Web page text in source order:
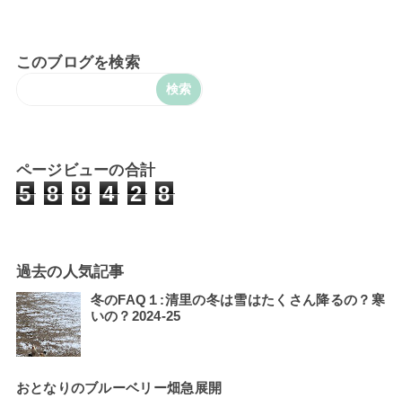
このブログを検索
ページビューの合計
5 8 8 4 2 8
過去の人気記事
冬のFAQ１:清里の冬は雪はたくさん降るの？寒
いの？2024-25
おとなりのブルーベリー畑急展開